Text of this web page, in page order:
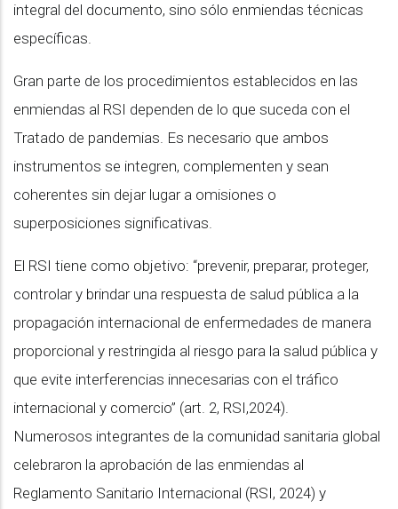
integral del documento, sino sólo enmiendas técnicas
específicas.
Gran parte de los procedimientos establecidos en las
enmiendas al RSI dependen de lo que suceda con el
Tratado de pandemias. Es necesario que ambos
instrumentos se integren, complementen y sean
coherentes sin dejar lugar a omisiones o
superposiciones significativas.
El RSI tiene como objetivo: “prevenir, preparar, proteger,
controlar y brindar una respuesta de salud pública a la
propagación internacional de enfermedades de manera
proporcional y restringida al riesgo para la salud pública y
que evite interferencias innecesarias con el tráfico
internacional y comercio” (art. 2, RSI,2024).
Numerosos integrantes de la comunidad sanitaria global
celebraron la aprobación de las enmiendas al
Reglamento Sanitario Internacional (RSI, 2024) y